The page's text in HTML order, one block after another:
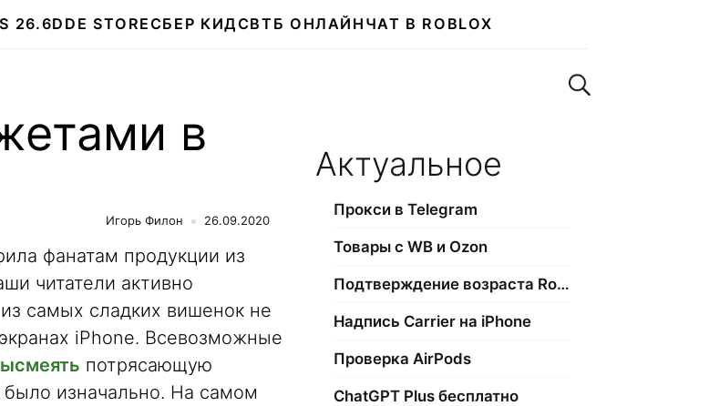
26.6DDE STORE СБЕР КИДСВТБ ОНЛАЙН ЧАТ В ROBLOX
Поиск по сайту
в
Игорь Филон 26.09.2020
фанатам продукции из
читатели активно
самых сладких вишенок не
iPhone. Всевозможные
потрясающую
изначально. На самом
Актуальное
Прокси в Telegram
Товары с WB и Ozon
Подтверждение возраста Roblox
Надпись Carrier на iPhone
Проверка AirPods
ChatGPT Plus бесплатно